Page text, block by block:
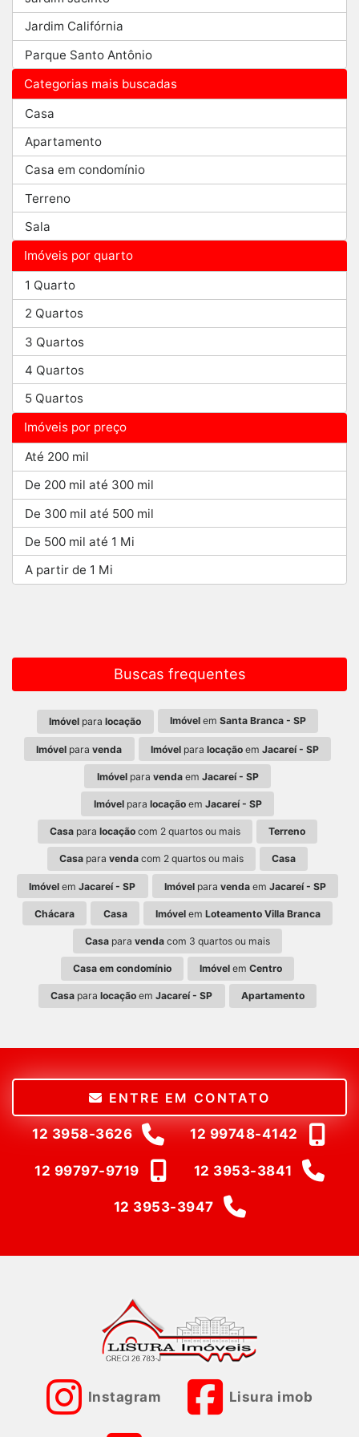
Jardim Califórnia
Parque Santo Antônio
Categorias mais buscadas
Casa
Apartamento
Casa em condomínio
Terreno
Sala
Imóveis por quarto
1 Quarto
2 Quartos
3 Quartos
4 Quartos
5 Quartos
Imóveis por preço
Até 200 mil
De 200 mil até 300 mil
De 300 mil até 500 mil
De 500 mil até 1 Mi
A partir de 1 Mi
Buscas frequentes
Imóvel paralocação Imóvelem Santa Branca - SP
Imóvel paravenda Imóvelpara locaçãoem Jacareí - SP
Imóvelpara vendaem Jacareí - SP
Imóvelpara locaçãoem Jacareí - SP
Casapara locaçãocom 2 quartos ou mais Terreno
Casapara vendacom 2 quartos ou mais Casa
Imóvel emJacareí - SP Imóvelpara vendaem Jacareí - SP
Chácara Casa Imóvelem Loteamento Villa Branca
Casa para venda com 3 quartos ou mais
Casa em condomínio Imóvel emCentro
Casa paralocação emJacareí - SP Apartamento
ENTRE EM CONTATO
12 3958-3626 12 99748-4142
12 99797-9719 12 3953-3841
12 3953-3947
Instagram Lisura imob